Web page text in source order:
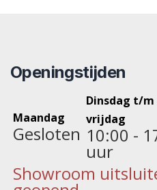
Openingstijden
Maandag
Gesloten
Dinsdag t/m
vrijdag
10:00 -
uur
Showroom